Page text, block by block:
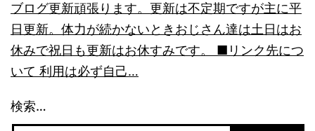
ブログ更新頑張ります。更新は不定期ですが主に平
日更新。体力が続かないときおじさん達は土日はお
休みで祝日も更新はお休すみです。 ■リンク先につ
いて 利用は必ず自己…
検索…